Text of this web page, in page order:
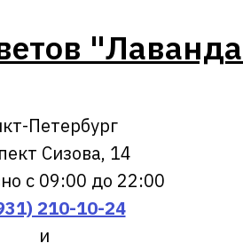
Петербург
Сизова, 14
с 09:00 до 22:00
210-10-24
и